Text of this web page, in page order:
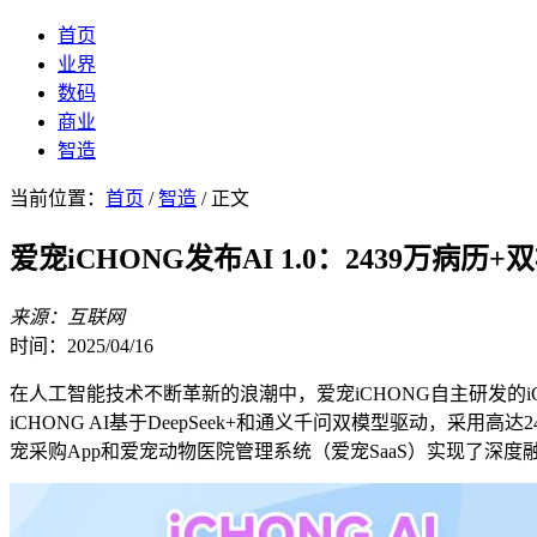
首页
业界
数码
商业
智造
当前位置： 首页 /智造 / 正文
爱宠iCHONG发布AI 1.0：2439万病历+
来源：互联网
时间：2025/04/16
在人工智能技术不断革新的浪潮中，爱宠iCHONG自主研发
iCHONG AI基于DeepSeek+和通义千问双模型驱动，采用高
宠采购App和爱宠动物医院管理系统（爱宠SaaS）实现了深